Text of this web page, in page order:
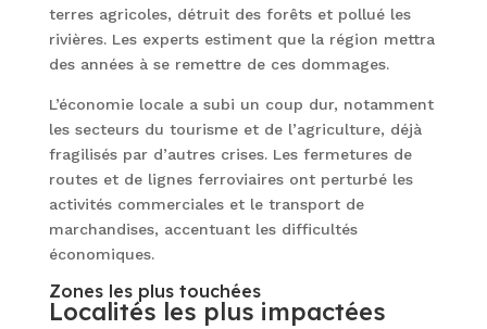
terres agricoles, détruit des forêts et pollué les
rivières. Les experts estiment que la région mettra
des années à se remettre de ces dommages.
L’économie locale a subi un coup dur, notamment
les secteurs du tourisme et de l’agriculture, déjà
fragilisés par d’autres crises. Les fermetures de
routes et de lignes ferroviaires ont perturbé les
activités commerciales et le transport de
marchandises, accentuant les difficultés
économiques.
Zones les plus touchées
Localités les plus impactées